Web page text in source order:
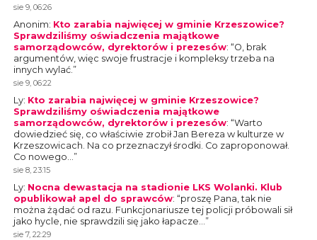
sie 9, 06:26
Anonim: Kto zarabia najwięcej w gminie Krzeszowice?
Sprawdziliśmy oświadczenia majątkowe
samorządowców, dyrektorów i prezesów: “O, brak
argumentów, więc swoje frustracje i kompleksy trzeba na
innych wylać. ”
sie 9, 06:22
Ly: Kto zarabia najwięcej w gminie Krzeszowice?
Sprawdziliśmy oświadczenia majątkowe
samorządowców, dyrektorów i prezesów: “Warto
dowiedzieć się, co właściwie zrobił Jan Bereza w kulturze w
Krzeszowicach. Na co przeznaczył środki. Co zaproponował.
Co nowego… ”
sie 8, 23:15
Ly: Nocna dewastacja na stadionie LKS Wolanki. Klub
opublikował apel do sprawców: “proszę Pana, tak nie
można żądać od razu. Funkcjonariusze tej policji próbowali sił
jako hycle, nie sprawdzili się jako łapacze… ”
sie 7, 22:29